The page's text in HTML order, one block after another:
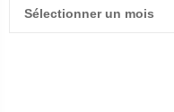
articles